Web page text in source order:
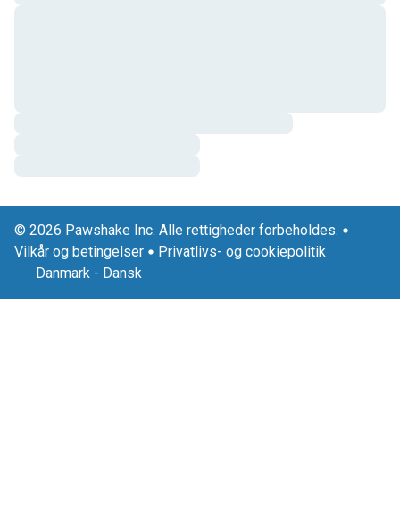
© 2026 Pawshake Inc. Alle rettigheder forbeholdes.
Vilkår og betingelser
Privatlivs- og cookiepolitik
Danmark - Dansk